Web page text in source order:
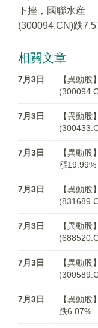
下挫，國聯水産
(300094.CN)跌
相關文章
7月3日
【異動
7月3日
【異動
7月3日
【異動
漲19.99%
7月3日
【異動
7月3日
【異動
7月3日
【異動
7月3日
【異動
跌6.07%